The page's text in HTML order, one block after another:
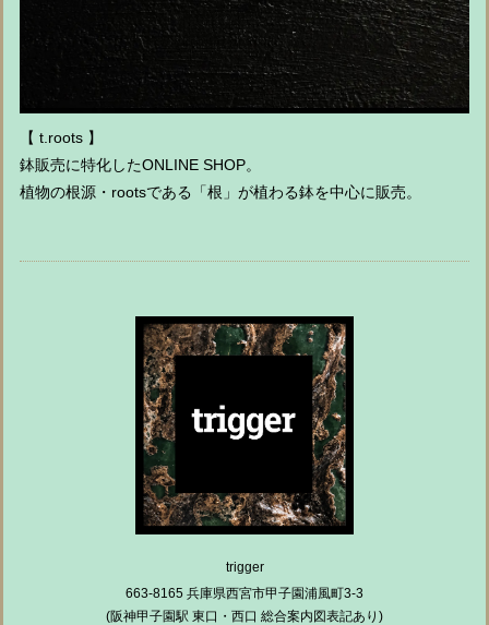
【 t.roots 】
鉢販売に特化したONLINE SHOP。
植物の根源・rootsである「根」が植わる鉢を中心に販売。
trigger
663-8165 兵庫県西宮市甲子園浦風町3-3
(阪神甲子園駅 東口・西口 総合案内図表記あり)